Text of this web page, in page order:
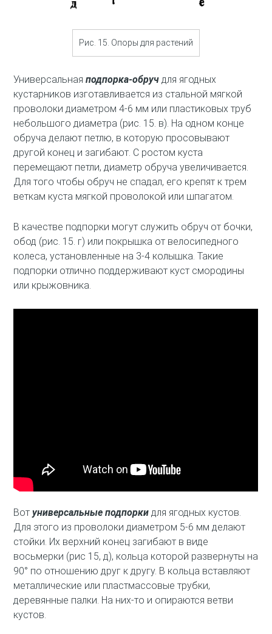
Рис. 15. Опоры для растений
Универсальнаяподпорка-обруч для ягодных
кустарников изготавливается из стальной мягкой
проволоки диаметром 4-6 мм или пластиковых труб
небольшого диаметра (рис. 15. в). На одном конце
обруча делают петлю, в которую просовывают
другой конец и загибают. С ростом куста
перемещают петли, диаметр обруча увеличивается.
Для того чтобы обруч не спадал, его крепят к трем
веткам куста мягкой проволокой или шпагатом.
В качестве подпорки могут служить обруч от бочки,
обод (рис. 15. г) или покрышка от велосипедного
колеса, установленные на 3-4 колышка. Такие
подпорки отлично поддерживают куст смородины
или крыжовника.
Вотуниверсальные подпорки для ягодных кустов.
Для этого из проволоки диаметром 5-6 мм делают
стойки. Их верхний конец загибают в виде
восьмерки (рис 15, д), кольца которой развернуты на
90° по отношению друг к другу. В кольца вставляют
металлические или пластмассовые трубки,
деревянные палки. На них-то и опираются ветви
кустов.